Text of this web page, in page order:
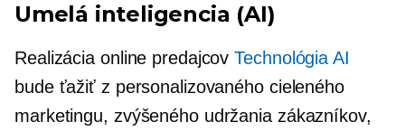
Umelá inteligencia (AI)
Realizácia online predajcovTechnológia AI
bude ťažiť z personalizovaného cieleného
marketingu, zvýšeného udržania zákazníkov,